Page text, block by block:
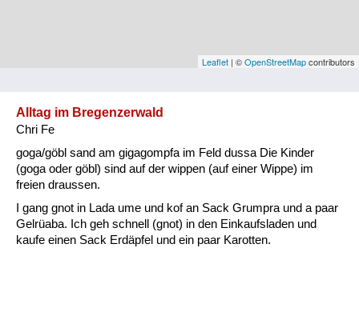
Vorarlberg
Natur und Landwirtschaft
Fluchen und Reden
Mensch, Tier und Alltag
Leaflet | ©OpenStreetMapcontributors
Alltag im Bregenzerwald
Chri Fe
goga/göbl sand am gigagompfa im Feld dussa Die Kinder
(goga oder göbl) sind auf der wippen (auf einer Wippe) im
freien draussen.
I gang gnot in Lada ume und kof an Sack Grumpra und a paar
Gelrüaba. Ich geh schnell (gnot) in den Einkaufsladen und
kaufe einen Sack Erdäpfel und ein paar Karotten.